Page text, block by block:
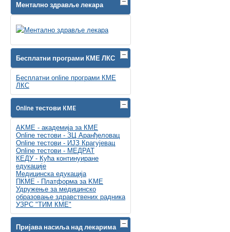
Ментално здравље лекара
Бесплатни програми КМЕ ЛКС
Бесплатни online програми КМЕ
ЛКС
Online тестови KME
AKME - академија за КМЕ
Online тестови - ЗЦ Аранђеловац
Online тестови - ИЈЗ Крагујевац
Online тестови - МЕДРАТ
КЕДУ - Кућа континуиране
едукације
Медицинска едукација
ПКМЕ - Платформа за KME
Удружење за медицинско
образовање здравствених радника
УЗРС "ТИМ КМЕ"
Пријава насиља над лекарима